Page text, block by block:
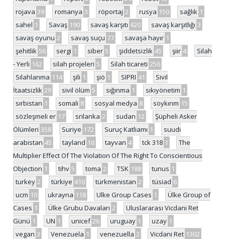
rojava 39 romanya 3 röportaj 2 rusya 150 sağlık 1
sahel 1 Savaş 190 savaş karşıtı 420 savaş karşıtlığı 3
savaş oyunu 2 savaş suçu 77 savaşa hayır 1
şehitlik 56 sergi 1 siber 5 şiddetsizlik 45 şiir 4
Silah
- Yerli 162 silah projeleri 5 Silah ticareti 256
Silahlanma 114 şili 1 şiö 1 SIPRI 41
Sivil
İtaatsizlik 29 sivil ölüm 5 sığınma 1 sıkıyönetim 1
sırbistan 1 somali 8 sosyal medya 8 soykırım 15
sözleşmeli er 17 srilanka 2 sudan 12
Şüpheli Asker
Ölümleri 358 Suriye 172 Suruç Katliamı 1
suudi
arabistan 45 tayland 16 tayvan 4 tck 318 1
The
Multiplier Effect Of The Violation Of The Right To Conscientious
Objection 1 tihv 5 toma 2 TSK 188 tunus 1
turkey 2 türkiye 410 türkmenistan 2 tüsiad 6
ucm 10 ukrayna 118 Ulke Group Cases 1
Ülke Group of
Cases 1 Ülke Grubu Davaları 2
Uluslararası Vicdani Ret
Günü 1 UN 1 unicef 26 uruguay 1 uzay 1
vegan 3 Venezuela 1 venezuella 2 Vicdani Ret 1302